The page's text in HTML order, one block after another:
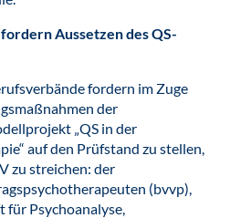
Aussetzen des QS-
fordern im Zuge
der
„QS in der
auf den Prüfstand zu stellen,
zu streichen: der
(bvvp),
für Psychoanalyse,